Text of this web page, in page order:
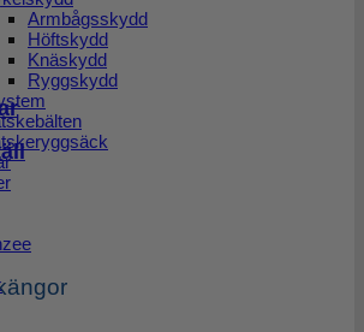
Armbågsskydd
Höftskydd
Knäskydd
Ryggskydd